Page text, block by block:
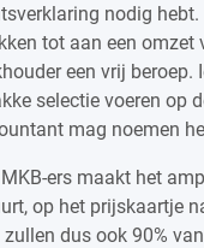
nodig
tot aan een
een vrij
selectie voeren op
mag noemen
ers maakt het
op het prijskaartje
dus ook 90%